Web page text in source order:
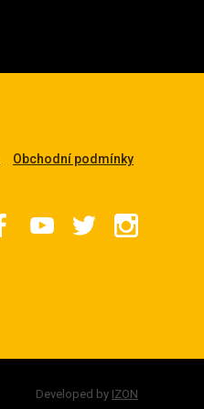
Obchodní podmínky
Developed by IZON